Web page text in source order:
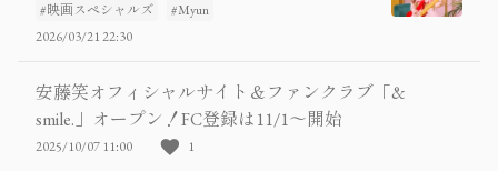
#映画スペシャルズ
#Myun
2026/03/21 22:30
安藤笑オフィシャルサイト＆ファンクラブ「&
smile.」オープン！FC登録は11/1〜開始
2025/10/07 11:00 1